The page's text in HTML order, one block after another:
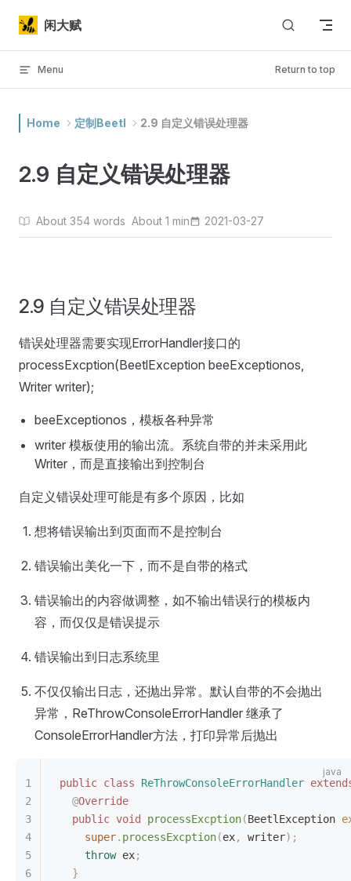
Skip to content
闲大赋
Menu Return to top
Home 定制Beetl 2.9 自定义错误处理器
2.9 自定义错误处理器
About 354 words About 1 min 2021-03-27
2.9 自定义错误处理器
错误处理器需要实现ErrorHandler接口的
processExcption(BeetlException beeExceptionos,
Writer writer);
beeExceptionos，模板各种异常
writer 模板使用的输出流。系统自带的并未采用此
Writer，而是直接输出到控制台
自定义错误处理可能是有多个原因，比如
想将错误输出到页面而不是控制台
错误输出美化一下，而不是自带的格式
错误输出的内容做调整，如不输出错误行的模板内
容，而仅仅是错误提示
错误输出到日志系统里
不仅仅输出日志，还抛出异常。默认自带的不会抛出
异常，ReThrowConsoleErrorHandler 继承了
ConsoleErrorHandler方法，打印异常后抛出
public class ReThrowConsoleErrorHandler
  @
Override
  public
void processExcption(BeetlException
    super
. processExcption(ex, writer);
    throw
ex;
  }